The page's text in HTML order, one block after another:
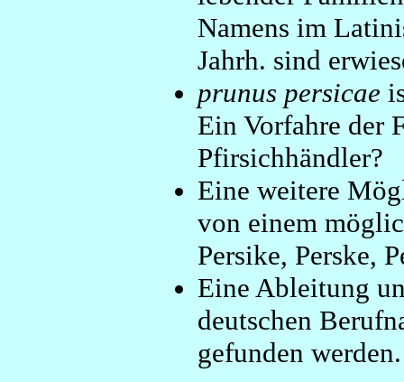
Namens im
Jahrh. sind
prunus persicae
Ein Vorfahre der
Pfirsichhändler?
Eine weitere
von einem
Persike, Perske,
Eine Ableitung
deutschen
gefunden werden.